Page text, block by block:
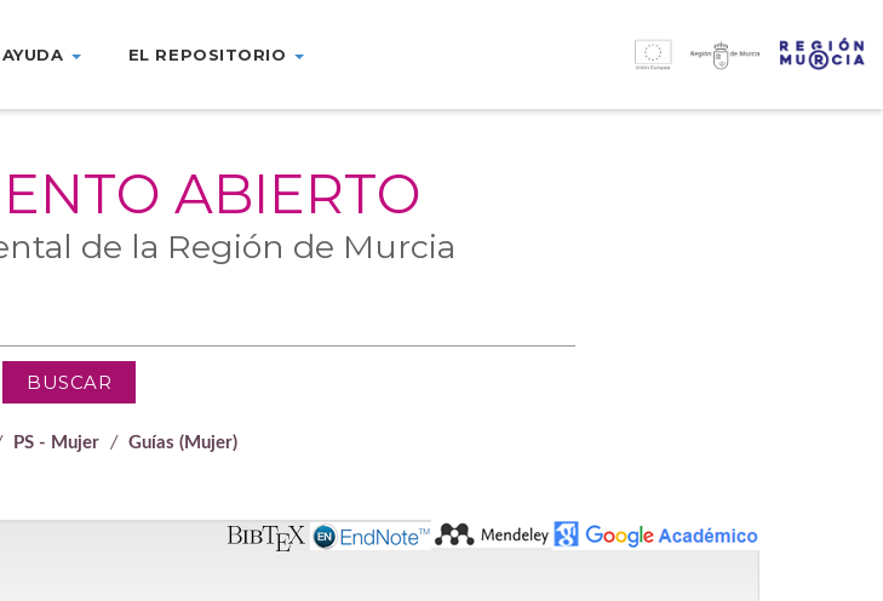
AYUDA EL REPOSITORIO
ABIERTO
de la Región de Murcia
PS - Mujer Guías (Mujer)